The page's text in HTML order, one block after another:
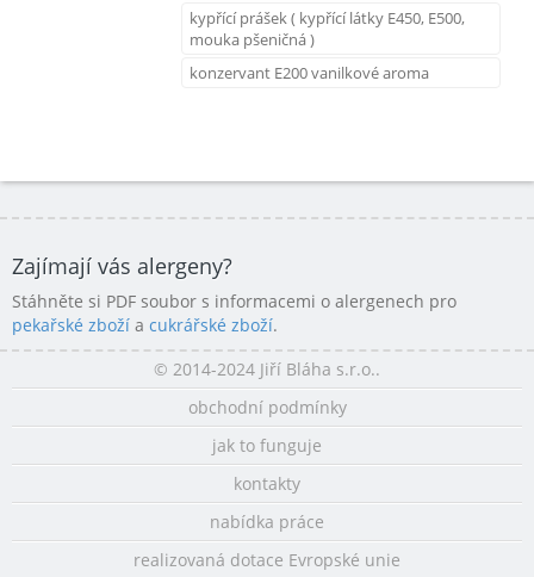
kypřící prášek ( kypřící látky E450, E500,
mouka pšeničná )
konzervant E200 vanilkové aroma
Zajímají vás alergeny?
Stáhněte si PDF soubor s informacemi o alergenech pro
pekařské zboží a cukrářské zboží.
© 2014-2024 Jiří Bláha s.r.o..
obchodní podmínky
jak to funguje
kontakty
nabídka práce
realizovaná dotace Evropské unie